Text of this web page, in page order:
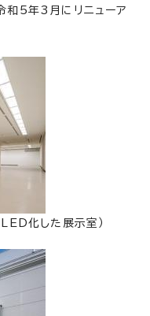
和5年3月にリニューア
化した展示室）